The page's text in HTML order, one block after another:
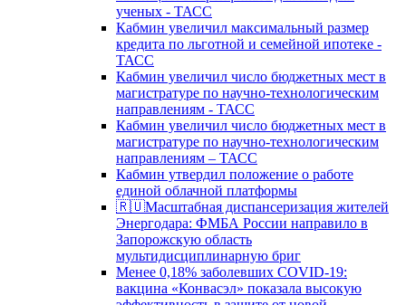
ученых - ТАСС
Кабмин увеличил максимальный размер
кредита по льготной и семейной ипотеке -
ТАСС
Кабмин увеличил число бюджетных мест в
магистратуре по научно-технологическим
направлениям - ТАСС
Кабмин увеличил число бюджетных мест в
магистратуре по научно-технологическим
направлениям – ТАСС
Кабмин утвердил положение о работе
единой облачной платформы
🇷🇺Масштабная диспансеризация жителей
Энергодара: ФМБА России направило в
Запорожскую область
мультидисциплинарную бриг
Менее 0,18% заболевших COVID-19:
вакцина «Конвасэл» показала высокую